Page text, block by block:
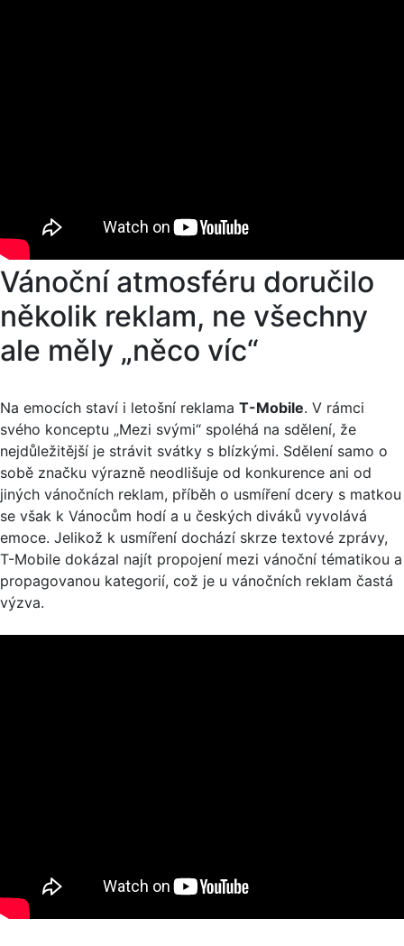
Vánoční atmosféru doručilo
několik reklam, ne všechny
ale měly „něco víc“
Na emocích staví i letošní reklama T-Mobile. V rámci
svého konceptu „Mezi svými“ spoléhá na sdělení, že
nejdůležitější je strávit svátky s blízkými. Sdělení samo o
sobě značku výrazně neodlišuje od konkurence ani od
jiných vánočních reklam, příběh o usmíření dcery s matkou
se však k Vánocům hodí a u českých diváků vyvolává
emoce. Jelikož k usmíření dochází skrze textové zprávy,
T-Mobile dokázal najít propojení mezi vánoční tématikou a
propagovanou kategorií, což je u vánočních reklam častá
výzva.